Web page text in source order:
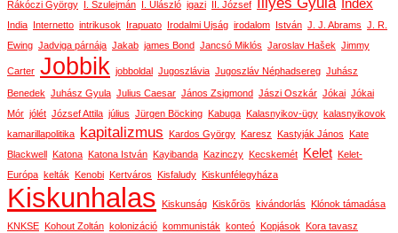
Rákóczi György I. Szulejmán I. Ulászló igazi II. József Index
India Internetto intrikusok Irapuato Irodalmi Ujság irodalom István J. J. Abrams J. R.
Ewing Jadviga párnája Jakab james Bond Jancsó Miklós Jaroslav Hašek Jimmy
Carter Jobbik jobboldal Jugoszlávia Jugoszláv Néphadsereg Juhász
Benedek Juhász Gyula Julius Caesar János Zsigmond Jászi Oszkár Jókai Jókai
Mór jólét József Attila július Jürgen Böcking Kabuga Kalasnyikov-ügy kalasnyikovok
kamarillapolitika kapitalizmus Kardos György Karesz Kastyják János
Kate
Blackwell
Katona Katona István Kayibanda Kazinczy Kecskemét Kelet
Kelet-
Európa kelták Kenobi Kertváros Kisfaludy Kiskunfélegyháza
Kiskunhalas Kiskunság Kiskőrös kivándorlás Klónok támadása
KNKSE Kohout Zoltán kolonizáció kommunisták konteó Kopjások Kora tavasz